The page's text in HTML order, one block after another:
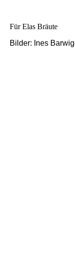
Für Elas Bräute
Bilder: Ines Barwig